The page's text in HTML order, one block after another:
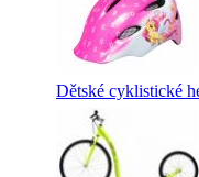
Dětské cyklistické